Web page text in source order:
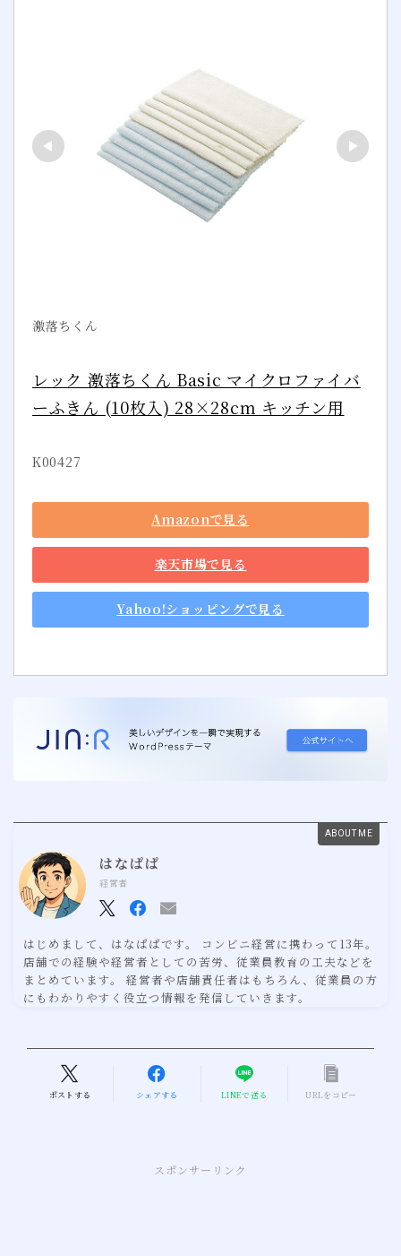
激落ちくん
レック 激落ちくん Basic マイクロファイバ
ーふきん (10枚入) 28×28cm キッチン用
K00427
Amazonで見る
楽天市場で見る
Yahoo!ショッピングで見る
ABOUT ME
はなぱぱ
経営者
はじめまして、はなぱぱです。 コンビニ経営に携わって13年。
店舗での経験や経営者としての苦労、従業員教育の工夫などを
まとめています。 経営者や店舗責任者はもちろん、従業員の方
にもわかりやすく役立つ情報を発信していきます。
ポストする シェアする LINEで送る URLをコピー
スポンサーリンク